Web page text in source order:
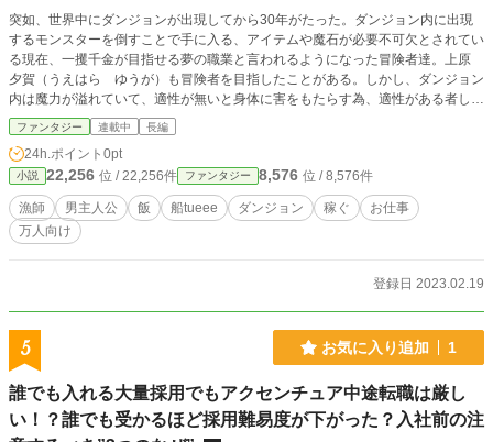
突如、世界中にダンジョンが出現してから30年がたった。ダンジョン内に出現
するモンスターを倒すことで手に入る、アイテムや魔石が必要不可欠とされてい
る現在、一攫千金が目指せる夢の職業と言われるようになった冒険者達。上原
夕賀（うえはら ゆうが）も冒険者を目指したことがある。しかし、ダンジョン
内は魔力が溢れていて、適性が無いと身体に害をもたらす為、適性がある者しか
入ることが出来なかった。その為、適性試験で落ちてしまった夕賀は実家の青森
に戻り、漁師をしていた。 ある日、いつも通り沖に出て仕掛け網を揚げてい
たところ、網に大量の石が引っ掛かっていた。漁業協同組合に連絡し、石につい
て調べてもらったところ魔石だと判明した。 漁師友達と情報交換しながら、
相棒の漁船と共にダンジョンを楽しむ。
ファンタジー 連載中 長編
24h.ポイント 0pt
小説 22,256 位 / 22,256件 ファンタジー 8,576 位 / 8,576件
漁師 男主人公 飯 船tueee ダンジョン 稼ぐ
お仕事
万人向け
登録日 2023.02.19
5 お気に入り追加 1
誰でも入れる大量採用でもアクセンチュア中途転職は厳し
い！？誰でも受かるほど採用難易度が下がった？入社前の注